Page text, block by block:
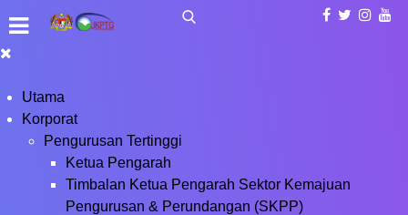
Utama
Korporat
Pengurusan Tertinggi
Ketua Pengarah
Timbalan Ketua Pengarah Sektor Kemajuan
Pengurusan & Perundangan (SKPP)